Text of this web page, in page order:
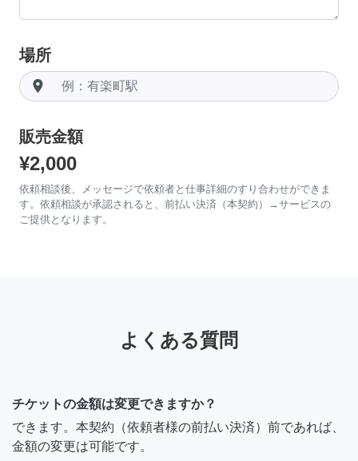
場所
room
販売金額
¥2,000
依頼相談後、メッセージで依頼者と仕事詳細のすり合わせができま
す。依頼相談が承認されると、前払い決済（本契約）→サービスの
ご提供となります。
よくある質問
チケットの金額は変更できますか？
できます。本契約（依頼者様の前払い決済）前であれば、
金額の変更は可能です。